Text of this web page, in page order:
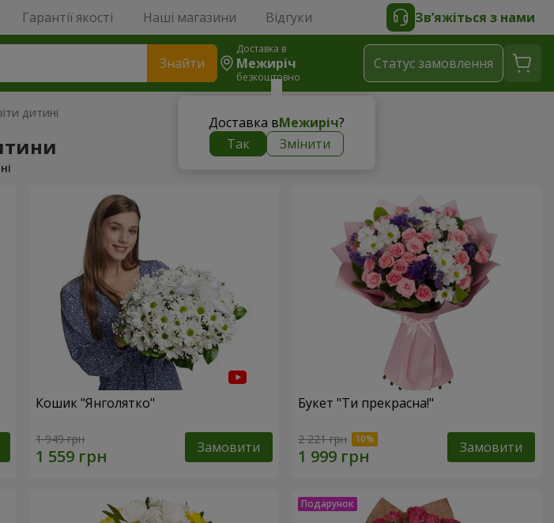
Гарантії якості Наші магазини Відгуки Зв’яжіться з нами
Знайти
Доставка в
Межиріч
безкоштовно
Доставка вМежиріч?
Так
Змінити
Статус замовлення
дитині
Кошик "Янголятко"
1 949 грн Замовити
Букет "Ти прекрасна!"
2 221 грн Замовити